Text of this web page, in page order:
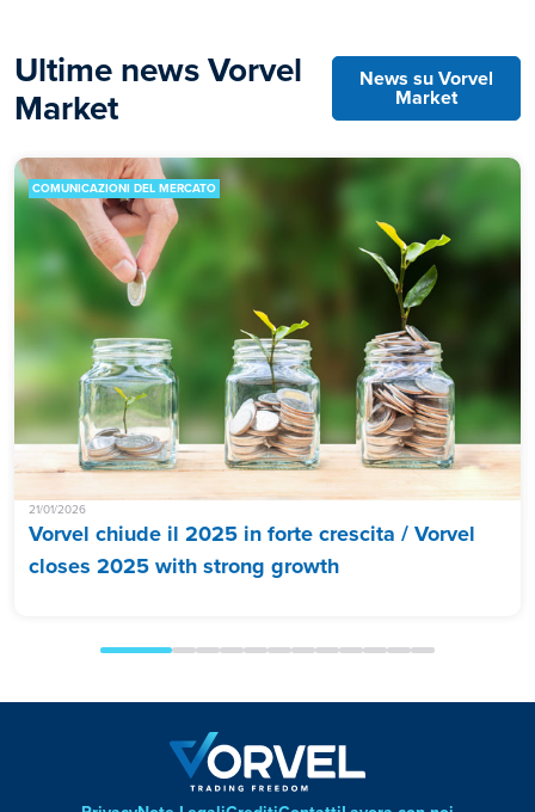
Ultime news Vorvel
Market
News su Vorvel
Market
COMUNICAZIONI DEL MERCATO
21/01/2026
Vorvel chiude il 2025 in forte crescita / Vorvel
closes 2025 with strong growth